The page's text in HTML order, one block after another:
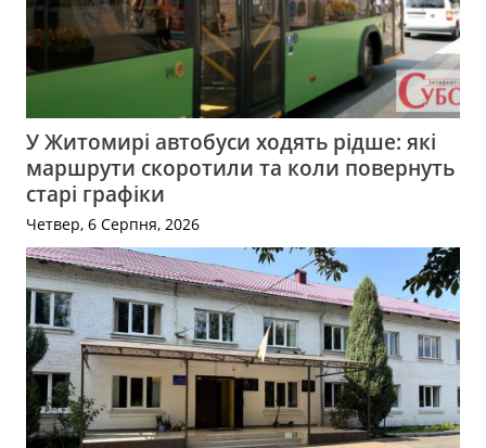
У Житомирі автобуси ходять рідше: які
маршрути скоротили та коли повернуть
старі графіки
Четвер, 6 Серпня, 2026